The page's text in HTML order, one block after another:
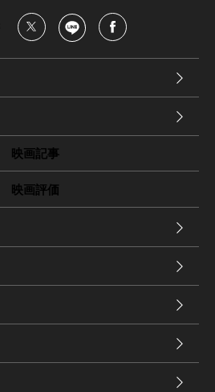
映画記事
映画評価